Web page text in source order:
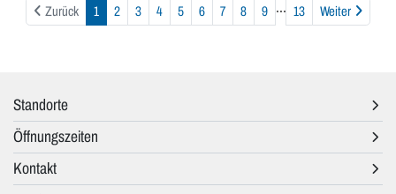
Zurück 1 2 3 4 5 6 7 8 9 ... 13 Weiter Weiter
Standorte
Öffnungszeiten
Kontakt